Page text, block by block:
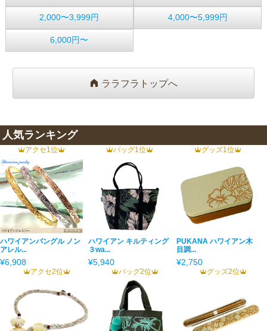
2,000〜3,999円 4,000〜5,999円
6,000円〜
ララフラトップへ
人気ランキング
アクセ1位
ハワイアンバングル ノン
アレル...
¥6,908
バッグ1位
ハワイアン キルティング
３wa...
¥5,940
グッズ1位
PUKANA ハワイアン木
目調...
¥2,750
アクセ2位 バッグ2位 グッズ2位